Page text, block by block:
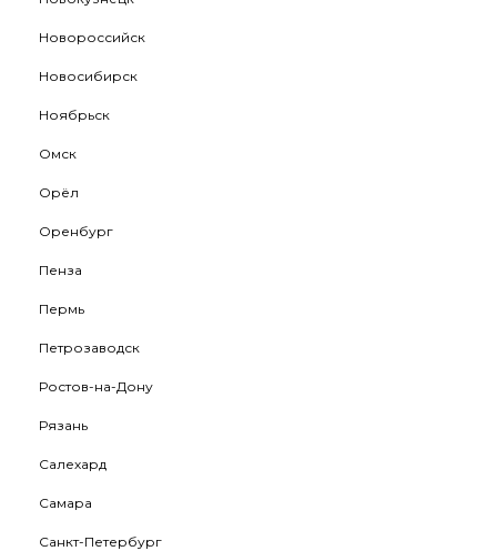
Новороссийск
Новосибирск
Ноябрьск
Омск
Орёл
Оренбург
Пенза
Пермь
Петрозаводск
Ростов-на-Дону
Рязань
Салехард
Самара
Санкт-Петербург